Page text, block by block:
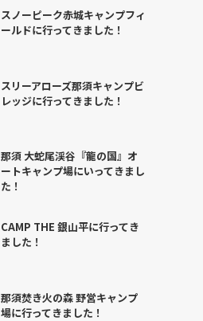
スノーピーク赤城キャンプフィ
ールドに行ってきました！
スリーアローズ那須キャンプビ
レッジに行ってきました！
那須 大蛇尾渓谷『龍の国』オ
ートキャンプ場にいってきまし
た！
CAMP THE 銀山平に行ってき
ました！
那須焚き火の森 野営キャンプ
場に行ってきました！